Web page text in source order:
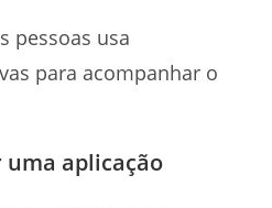
pessoas usa
para acompanhar o
uma aplicação